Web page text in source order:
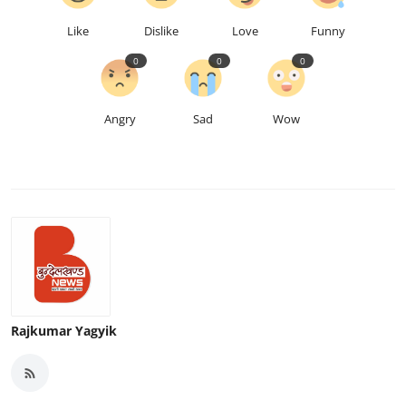
Like Dislike Love Funny
Angry
0
Sad
0
Wow
0
Rajkumar Yagyik